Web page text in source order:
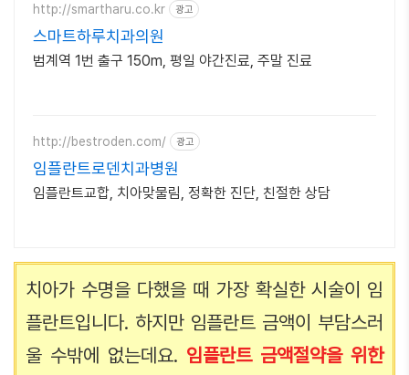
http://smartharu.co.kr 광고
스마트하루치과의원
범계역 1번 출구 150m, 평일 야간진료, 주말 진료
http://bestroden.com/ 광고
임플란트로덴치과병원
임플란트교합, 치아맞물림, 정확한 진단, 친절한 상담
치아가 수명을 다했을 때 가장 확실한 시술이 임
플란트입니다. 하지만 임플란트 금액이 부담스러
울 수밖에 없는데요. 임플란트 금액절약을 위한